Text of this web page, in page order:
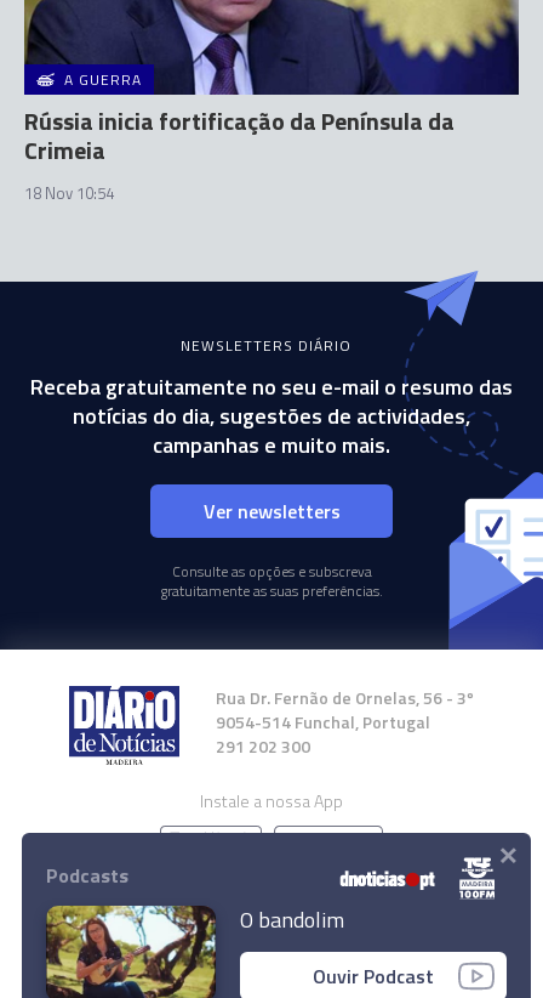
A GUERRA
Rússia inicia fortificação da Península da
Crimeia
18 Nov 10:54
NEWSLETTERS DIÁRIO
Receba gratuitamente no seu e-mail o resumo das
notícias do dia, sugestões de actividades,
campanhas e muito mais.
Ver newsletters
Consulte as opções e subscreva
gratuitamente as suas preferências.
Rua Dr. Fernão de Ornelas, 56 - 3º
9054-514 Funchal, Portugal
291 202 300
Instale a nossa App
© 2024 Empresa Diário de Notícias, Lda.
Todos os direitos reservados.
Podcasts
O bandolim
Ouvir Podcast
×